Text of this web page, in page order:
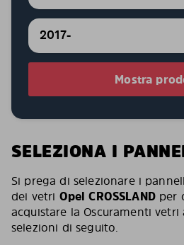
2017-
Mostra
SELEZIONA I
Si prega di selezionare i
dei vetri Opel CROSSLANDper
acquistare la Oscuramenti
selezioni di seguito.